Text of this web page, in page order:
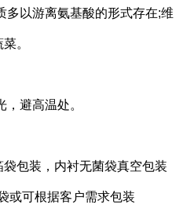
多以游离氨基酸的形式存在;维
。
，避高温处。
袋包装，内衬无菌袋真空包装
或可根据客户需求包装